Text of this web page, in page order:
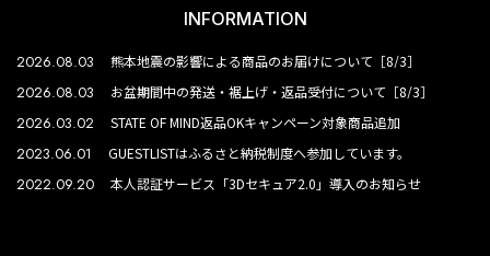
INFORMATION
2026.08.03 熊本地震の影響による商品のお届けについて［8/3］
2026.08.03 お盆期間中の発送・裾上げ・返品受付について［8/3］
2026.03.02 STATE OF MIND返品OKキャンペーン対象商品追加
2023.06.01 GUESTLISTはふるさと納税制度へ参加しています。
2022.09.20 本人認証サービス「3Dセキュア2.0」導入のお知らせ